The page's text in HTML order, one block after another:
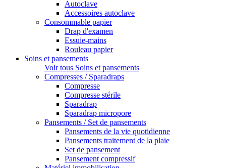
Autoclave
Accessoires autoclave
Consommable papier
Drap d'examen
Essuie-mains
Rouleau papier
Soins et pansements
Voir tous Soins et pansements
Compresses / Sparadraps
Compresse
Compresse stérile
Sparadrap
Sparadrap micropore
Pansements / Set de pansements
Pansements de la vie quotidienne
Pansements traitement de la plaie
Set de pansement
Pansement compressif